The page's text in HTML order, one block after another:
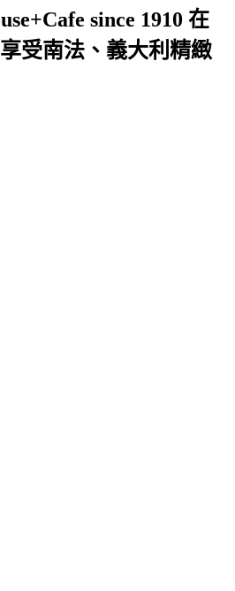
since 1910 在
受南法、義大利精緻